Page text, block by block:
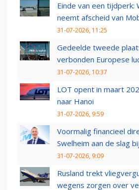
Einde van een tijdperk:
neemt afscheid van
31-07-2026, 11:25
Gedeelde tweede
verbonden Europese
31-07-2026, 10:37
LOT opent in maart
naar Hanoi
31-07-2026, 9:59
Voormalig financieel
Swelheim aan de slag
31-07-2026, 9:09
Rusland trekt
wegens zorgen over